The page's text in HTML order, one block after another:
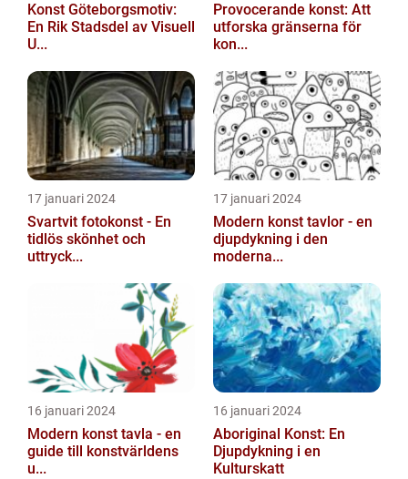
Konst Göteborgsmotiv:
En Rik Stadsdel av Visuell
U...
Provocerande konst: Att
utforska gränserna för
kon...
17 januari 2024
Svartvit fotokonst - En
tidlös skönhet och
uttryck...
17 januari 2024
Modern konst tavlor - en
djupdykning i den
moderna...
16 januari 2024
Modern konst tavla - en
guide till konstvärldens
u...
16 januari 2024
Aboriginal Konst: En
Djupdykning i en
Kulturskatt